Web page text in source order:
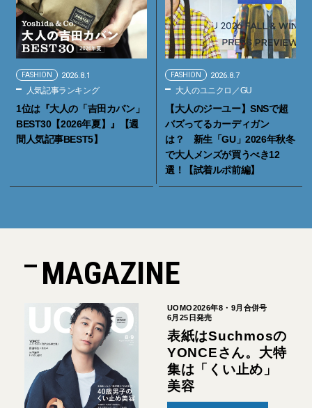
FASHION 2026.8.1
人気記事ランキング
1位は『大人の「吉田カバン」
BEST30【2026年夏】』【週
間人気記事BEST5】
FASHION 2026.8.7
大人のユニクロ／GU
【大人のジーユー】SNSで超
バズってるカーディガン
は？ 新生「GU」2026年秋冬
で大人メンズが買うべき12
選！【試着ルポ前編】
MAGAZINE
UOMO2026年8・9月合併号
6月25日発売
表紙はSuchmosの
YONCEさん。大特
集は「くい止め」
美容